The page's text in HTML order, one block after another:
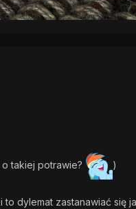
takiej potrawie?
)
dylemat zastanawiać się